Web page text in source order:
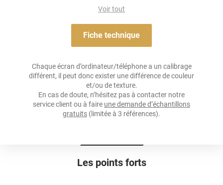
Les points forts
Acrylique acrylique solvant sensible à la pression (Airflow)
Épaisseur
125 µ
Température D'application
Température D'utilisation
Voir tout
Fiche technique
Chaque écran d’ordinateur/téléphone a un calibrage
différent, il peut donc exister une différence de couleur
et/ou de texture.
En cas de doute, n’hésitez pas à contacter notre
service client ou à faire une demande d’échantillons
gratuits (limitée à 3 références).